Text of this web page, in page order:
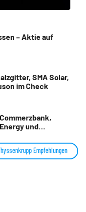
– Aktie auf
SMA Solar,
im Check
und
Empfehlungen